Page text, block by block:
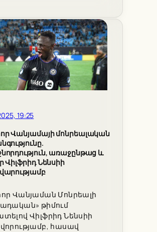
19:25
Վանյամայի մոնրեալական
առաջընթաց և
Վիլֆրիդ Նենսիի
Վանյաման Մոնրեալի
թիմում
Վիլֆրիդ Նենսիի
հասավ